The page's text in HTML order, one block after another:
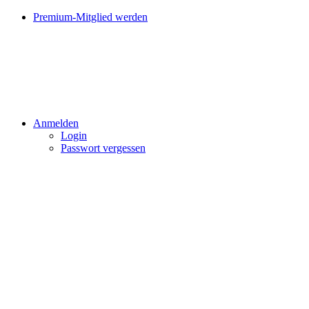
Premium-Mitglied werden
Anmelden
Login
Passwort vergessen